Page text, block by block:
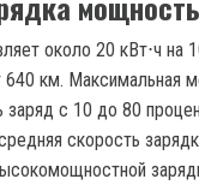
около 20 кВт⋅ч на
640 км. Максимальная
с 10 до 80
скорость